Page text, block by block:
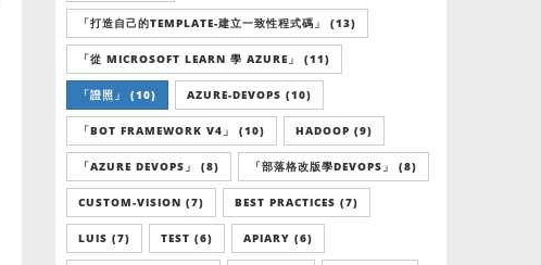
「打造自己的TEMPLATE-建立一致性程式碼」 (13)
「從 MICROSOFT LEARN 學 AZURE」 (11)
「證照」 (10) AZURE-DEVOPS (10)
「BOT FRAMEWORK V4」 (10) HADOOP (9)
「AZURE DEVOPS」 (8) 「部落格改版學DEVOPS」 (8)
CUSTOM-VISION (7) BEST PRACTICES (7)
LUIS (7) TEST (6) APIARY (6)